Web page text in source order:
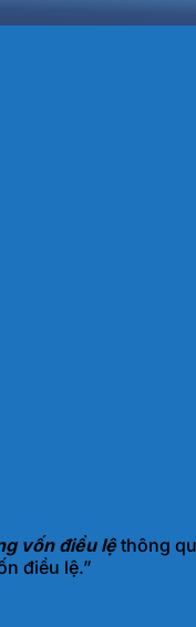
vốn điều lệthông
điều lệ.”